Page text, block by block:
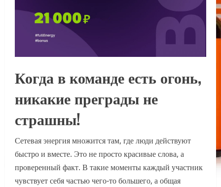
Когда в команде есть огонь,
никакие преграды не
страшны!
Сетевая энергия множится там, где люди действуют
быстро и вместе. Это не просто красивые слова, а
проверенный факт. В такие моменты каждый участник
чувствует себя частью чего-то большего, а общая